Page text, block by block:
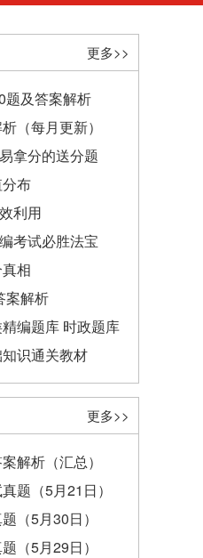
更多>>
题及答案解析
（每月更新）
拿分的送分题
布
利用
考试必胜法宝
相
案解析
编题库 时政题库
识通关教材
更多>>
解析（汇总）
题（5月21日）
（5月30日）
（5月29日）